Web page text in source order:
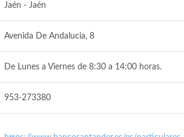
Jaén - Jaén
Avenida De Andalucia, 8
De Lunes a Viernes de 8:30 a 14:00 horas.
953-273380